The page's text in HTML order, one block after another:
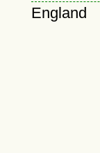
England